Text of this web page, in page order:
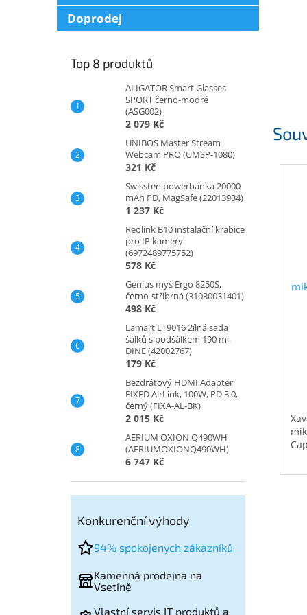
Doprodej
Top 8 produktů
ALIGATOR Smart Glasses
SPORT černo-modré
(ASG002)
2 079 Kč
UNIBOS Master Stream
Webcam PRO (UMSP-1080)
321 Kč
Swissten powerbanka 20000
mAh PD, MagSafe (22013934)
1 237 Kč
Reolink B10 instalační krabice
pro IP kamery
(6972489775752)
578 Kč
Genius myš Ergo 8250S,
černo-stříbrná (31030031401)
498 Kč
Lamart LT9016 2ílná sada
šálků s podšálkem 190 ml,
DINE (42002767)
179 Kč
Bezdrátový HDMI Adaptér
FIXED AirLink, 100W, PD 3.0,
černý (FIXA-AL-BK)
2 015 Kč
AERIUM OXION Q490WH
(AERIUMOXIONQ490WH)
6 747 Kč
Konkurenční výhody
94% spokojenych zákazníků
Kamenná prodejna na
Vsetíně
Vlastní servis IT produktů a